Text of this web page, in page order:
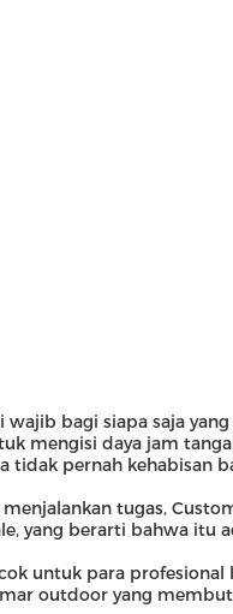
bagi siapa saja
mengisi daya jam
pernah kehabisan
tugas,
yang berarti bahwa
untuk para
outdoor yang